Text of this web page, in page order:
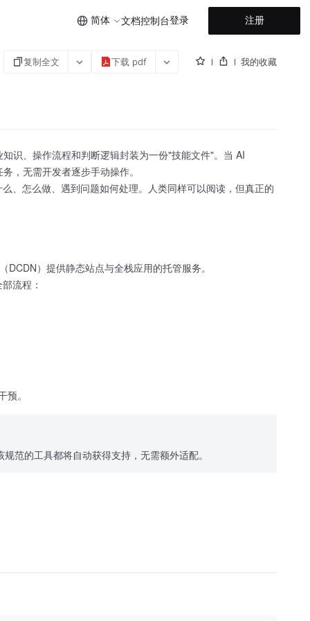
简体 文档控制台登录 注册
复制全文 下载 pdf 我的收藏
识、操作流程和判断逻辑封装为一份"技能文件"。当 AI
，无需开发者逐步手动操作。
、怎么做、遇到问题如何处理。人类同样可以阅读，但真正的
）提供静态站点与全栈应用的托管服务。
流程：
。
范的工具都将自动获得支持，无需额外适配。